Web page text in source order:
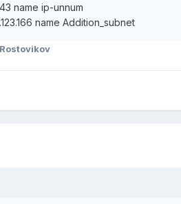
name ip-unnum
name Addition_subnet